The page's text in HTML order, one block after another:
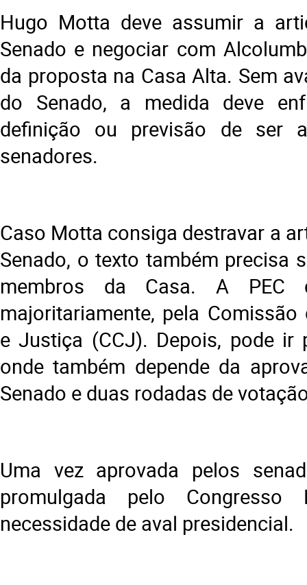
Hugo Motta deve assumir a
Senado e negociar com
da proposta na Casa Alta. Sem
do Senado, a medida deve
definição ou previsão de ser
senadores.
Caso Motta consiga destravar a
Senado, o texto também precisa
membros da Casa. A PEC
majoritariamente, pela
e Justiça (CCJ). Depois, pode ir
onde também depende da
Senado e duas rodadas de
Uma vez aprovada pelos
promulgada pelo Congresso
necessidade de aval presidencial.